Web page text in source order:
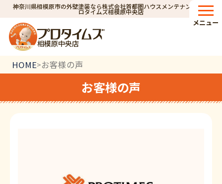
神奈川県相模原市の外壁塗装なら株式会社首都圏ハウスメンテナンス｜プ
ロタイムズ相模原中央店
相模原中央店
メニュー
HOME>お客様の声
お客様の声